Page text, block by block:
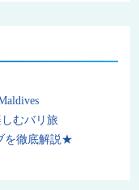
むバリ旅
を徹底解説★